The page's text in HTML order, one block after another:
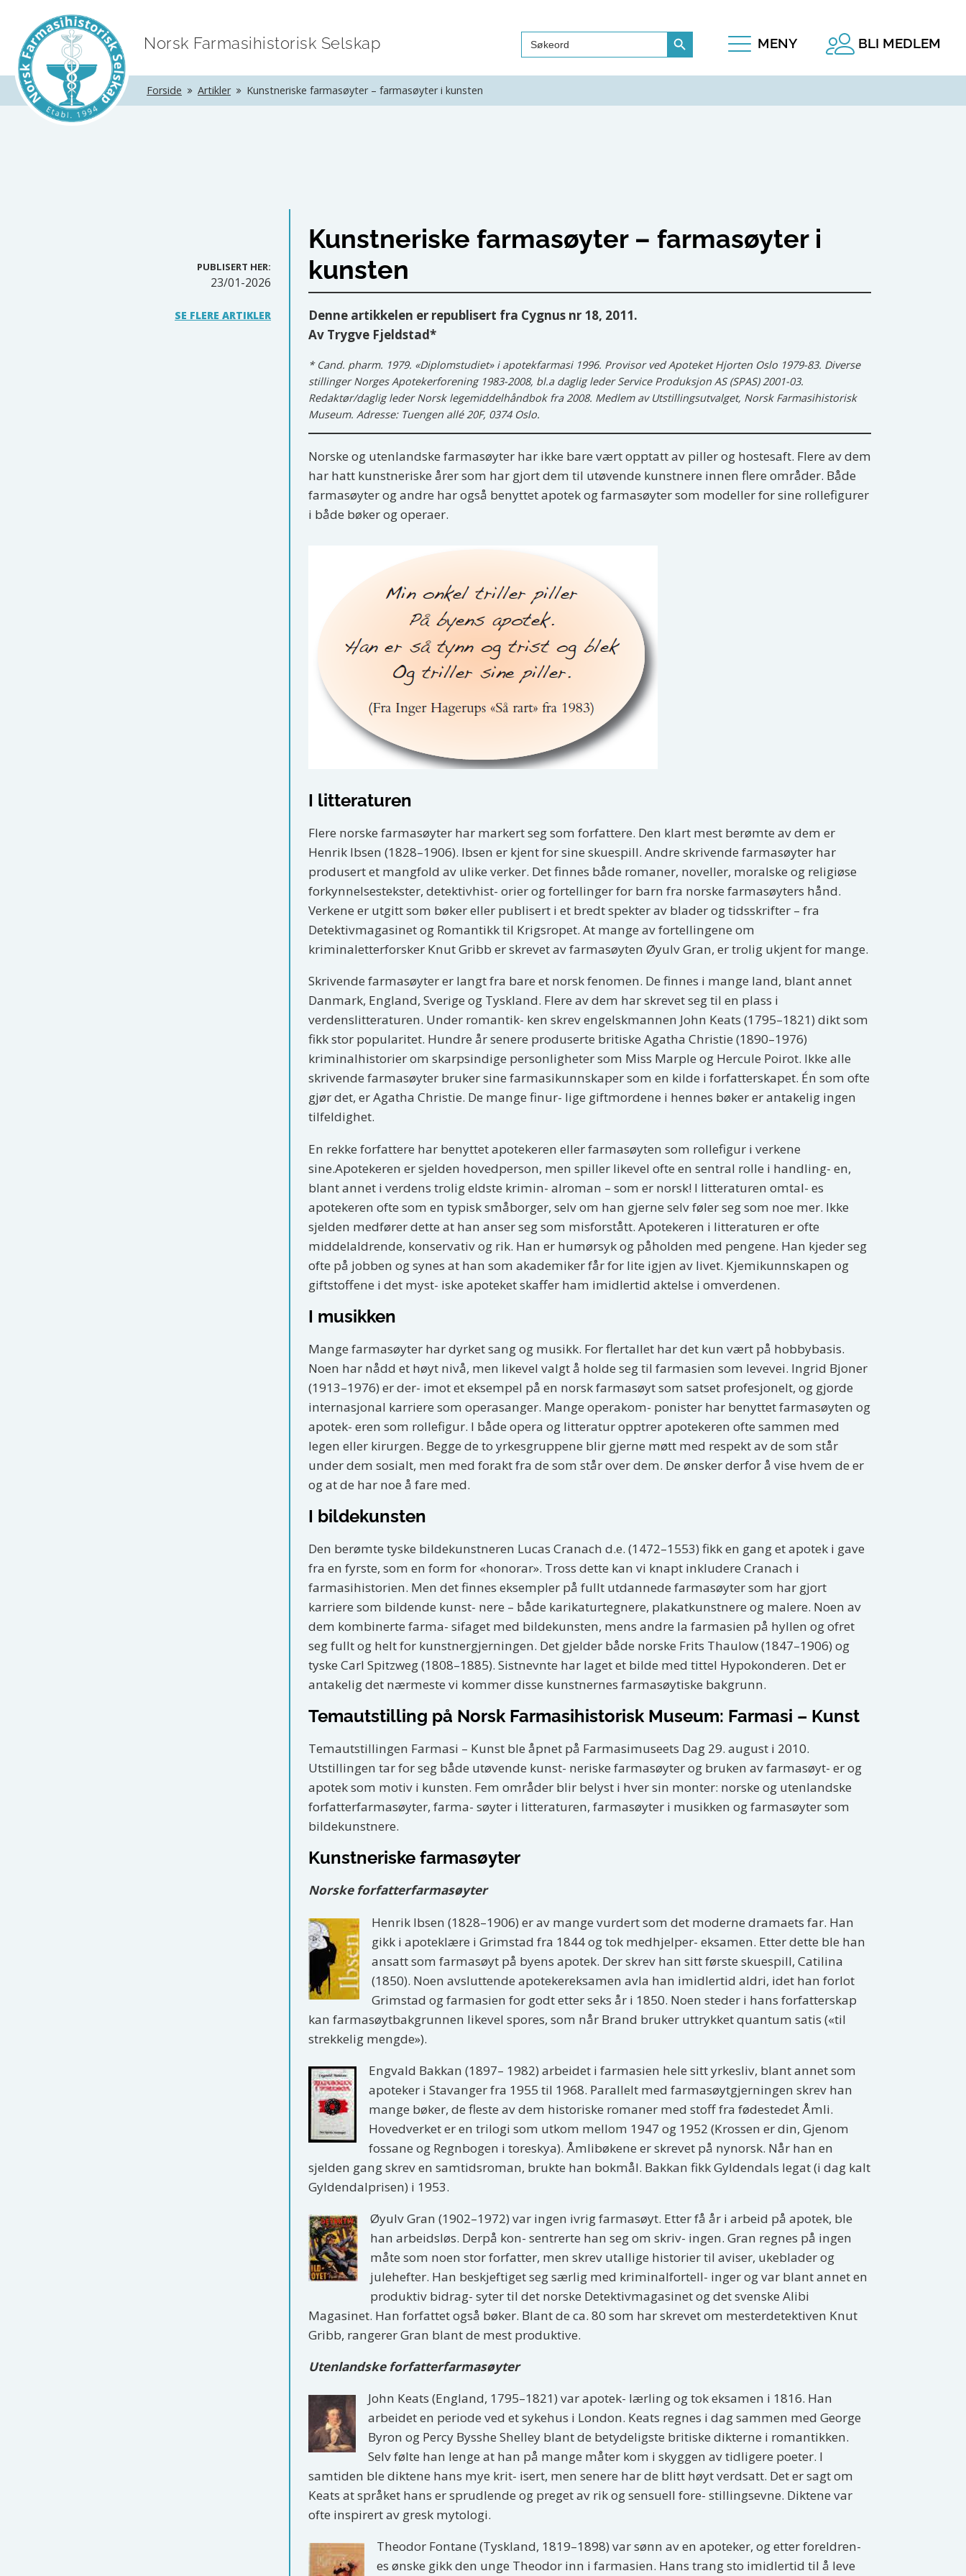
Norsk Farmasihistorisk Selskap Search
for:
Search Button
MENY BLI MEDLEM
Forside Artikler Kunstneriske farmasøyter – farmasøyter i kunsten
PUBLISERT HER:
23/01-2026
SE FLERE ARTIKLER
Kunstneriske farmasøyter – farmasøyter i
kunsten
Denne artikkelen er republisert fra Cygnus nr 18, 2011.
Av Trygve Fjeldstad*
* Cand. pharm. 1979. «Diplomstudiet» i apotekfarmasi 1996. Provisor ved Apoteket Hjorten Oslo 1979-83. Diverse
stillinger Norges Apotekerforening 1983-2008, bl.a daglig leder Service Produksjon AS (SPAS) 2001-03.
Redaktør/daglig leder Norsk legemiddelhåndbok fra 2008. Medlem av Utstillingsutvalget, Norsk Farmasihistorisk
Museum. Adresse: Tuengen allé 20F, 0374 Oslo.
Norske og utenlandske farmasøyter har ikke bare vært opptatt av piller og hostesaft. Flere av dem
har hatt kunstneriske årer som har gjort dem til utøvende kunstnere innen flere områder. Både
farmasøyter og andre har også benyttet apotek og farmasøyter som modeller for sine rollefigurer
i både bøker og operaer.
I litteraturen
Flere norske farmasøyter har markert seg som forfattere. Den klart mest berømte av dem er
Henrik Ibsen (1828–1906). Ibsen er kjent for sine skuespill. Andre skrivende farmasøyter har
produsert et mangfold av ulike verker. Det finnes både romaner, noveller, moralske og religiøse
forkynnelsestekster, detektivhist- orier og fortellinger for barn fra norske farmasøyters hånd.
Verkene er utgitt som bøker eller publisert i et bredt spekter av blader og tidsskrifter – fra
Detektivmagasinet og Romantikk til Krigsropet. At mange av fortellingene om
kriminaletterforsker Knut Gribb er skrevet av farmasøyten Øyulv Gran, er trolig ukjent for mange.
Skrivende farmasøyter er langt fra bare et norsk fenomen. De finnes i mange land, blant annet
Danmark, England, Sverige og Tyskland. Flere av dem har skrevet seg til en plass i
verdenslitteraturen. Under romantik- ken skrev engelskmannen John Keats (1795–1821) dikt som
fikk stor popularitet. Hundre år senere produserte britiske Agatha Christie (1890–1976)
kriminalhistorier om skarpsindige personligheter som Miss Marple og Hercule Poirot. Ikke alle
skrivende farmasøyter bruker sine farmasikunnskaper som en kilde i forfatterskapet. Én som ofte
gjør det, er Agatha Christie. De mange finur- lige giftmordene i hennes bøker er antakelig ingen
tilfeldighet.
En rekke forfattere har benyttet apotekeren eller farmasøyten som rollefigur i verkene
sine.Apotekeren er sjelden hovedperson, men spiller likevel ofte en sentral rolle i handling- en,
blant annet i verdens trolig eldste krimin- alroman – som er norsk! I litteraturen omtal- es
apotekeren ofte som en typisk småborger, selv om han gjerne selv føler seg som noe mer. Ikke
sjelden medfører dette at han anser seg som misforstått. Apotekeren i litteraturen er ofte
middelaldrende, konservativ og rik. Han er humørsyk og påholden med pengene. Han kjeder seg
ofte på jobben og synes at han som akademiker får for lite igjen av livet. Kjemikunnskapen og
giftstoffene i det myst- iske apoteket skaffer ham imidlertid aktelse i omverdenen.
I musikken
Mange farmasøyter har dyrket sang og musikk. For flertallet har det kun vært på hobbybasis.
Noen har nådd et høyt nivå, men likevel valgt å holde seg til farmasien som levevei. Ingrid Bjoner
(1913–1976) er der- imot et eksempel på en norsk farmasøyt som satset profesjonelt, og gjorde
internasjonal karriere som operasanger. Mange operakom- ponister har benyttet farmasøyten og
apotek- eren som rollefigur. I både opera og litteratur opptrer apotekeren ofte sammen med
legen eller kirurgen. Begge de to yrkesgruppene blir gjerne møtt med respekt av de som står
under dem sosialt, men med forakt fra de som står over dem. De ønsker derfor å vise hvem de er
og at de har noe å fare med.
I bildekunsten
Den berømte tyske bildekunstneren Lucas Cranach d.e. (1472–1553) fikk en gang et apotek i gave
fra en fyrste, som en form for «honorar». Tross dette kan vi knapt inkludere Cranach i
farmasihistorien. Men det finnes eksempler på fullt utdannede farmasøyter som har gjort
karriere som bildende kunst- nere – både karikaturtegnere, plakatkunstnere og malere. Noen av
dem kombinerte farma- sifaget med bildekunsten, mens andre la farmasien på hyllen og ofret
seg fullt og helt for kunstnergjerningen. Det gjelder både norske Frits Thaulow (1847–1906) og
tyske Carl Spitzweg (1808–1885). Sistnevnte har laget et bilde med tittel Hypokonderen. Det er
antakelig det nærmeste vi kommer disse kunstnernes farmasøytiske bakgrunn.
Temautstilling på Norsk Farmasihistorisk Museum: Farmasi – Kunst
Temautstillingen Farmasi – Kunst ble åpnet på Farmasimuseets Dag 29. august i 2010.
Utstillingen tar for seg både utøvende kunst- neriske farmasøyter og bruken av farmasøyt- er og
apotek som motiv i kunsten. Fem områder blir belyst i hver sin monter: norske og utenlandske
forfatterfarmasøyter, farma- søyter i litteraturen, farmasøyter i musikken og farmasøyter som
bildekunstnere.
Kunstneriske farmasøyter
Norske forfatterfarmasøyter
Henrik Ibsen (1828–1906) er av mange vurdert som det moderne dramaets far. Han
gikk i apoteklære i Grimstad fra 1844 og tok medhjelper- eksamen. Etter dette ble han
ansatt som farmasøyt på byens apotek. Der skrev han sitt første skuespill, Catilina
(1850). Noen avsluttende apotekereksamen avla han imidlertid aldri, idet han forlot
Grimstad og farmasien for godt etter seks år i 1850. Noen steder i hans forfatterskap
kan farmasøytbakgrunnen likevel spores, som når Brand bruker uttrykket quantum satis («til
strekkelig mengde»).
Engvald Bakkan (1897– 1982) arbeidet i farmasien hele sitt yrkesliv, blant annet som
apoteker i Stavanger fra 1955 til 1968. Parallelt med farmasøytgjerningen skrev han
mange bøker, de fleste av dem historiske romaner med stoff fra fødestedet Åmli.
Hovedverket er en trilogi som utkom mellom 1947 og 1952 (Krossen er din, Gjenom
fossane og Regnbogen i toreskya). Åmlibøkene er skrevet på nynorsk. Når han en
sjelden gang skrev en samtidsroman, brukte han bokmål. Bakkan fikk Gyldendals legat (i dag kalt
Gyldendalprisen) i 1953.
Øyulv Gran (1902–1972) var ingen ivrig farmasøyt. Etter få år i arbeid på apotek, ble
han arbeidsløs. Derpå kon- sentrerte han seg om skriv- ingen. Gran regnes på ingen
måte som noen stor forfatter, men skrev utallige historier til aviser, ukeblader og
julehefter. Han beskjeftiget seg særlig med kriminalfortell- inger og var blant annet en
produktiv bidrag- syter til det norske Detektivmagasinet og det svenske Alibi
Magasinet. Han forfattet også bøker. Blant de ca. 80 som har skrevet om mesterdetektiven Knut
Gribb, rangerer Gran blant de mest produktive.
Utenlandske forfatterfarmasøyter
John Keats (England, 1795–1821) var apotek- lærling og tok eksamen i 1816. Han
arbeidet en periode ved et sykehus i London. Keats regnes i dag sammen med George
Byron og Percy Bysshe Shelley blant de betydeligste britiske dikterne i romantikken.
Selv følte han lenge at han på mange måter kom i skyggen av tidligere poeter. I
samtiden ble diktene hans mye krit- isert, men senere har de blitt høyt verdsatt. Det er sagt om
Keats at språket hans er sprudlende og preget av rik og sensuell fore- stillingsevne. Diktene var
ofte inspirert av gresk mytologi.
Theodor Fontane (Tyskland, 1819–1898) var sønn av en apoteker, og etter foreldren-
es ønske gikk den unge Theodor inn i farmasien. Hans trang sto imidlertid til å leve